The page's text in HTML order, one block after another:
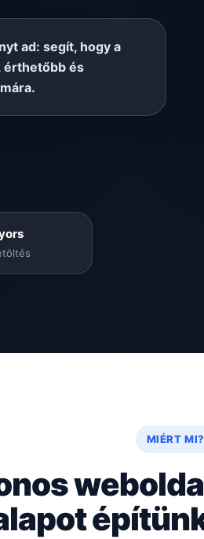
ad: segít, hogy a
érthetőbb és
MIÉRT MI?